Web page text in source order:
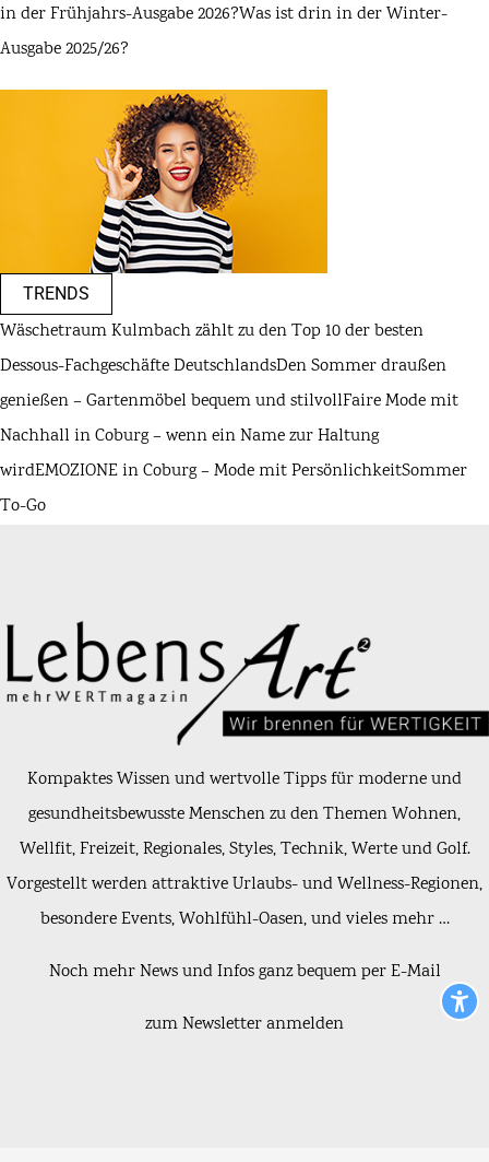
in der Frühjahrs-Ausgabe 2026?Was ist drin in der Winter-
Ausgabe 2025/26?
TRENDS
Wäschetraum Kulmbach zählt zu den Top 10 der besten
Dessous-Fachgeschäfte DeutschlandsDen Sommer draußen
genießen – Gartenmöbel bequem und stilvollFaire Mode mit
Nachhall in Coburg – wenn ein Name zur Haltung
wirdEMOZIONE in Coburg – Mode mit PersönlichkeitSommer
To-Go
Kompaktes Wissen und wertvolle Tipps für moderne und
gesundheitsbewusste Menschen zu den Themen Wohnen,
Wellfit, Freizeit, Regionales, Styles, Technik, Werte und Golf.
Vorgestellt werden attraktive Urlaubs- und Wellness-Regionen,
besondere Events, Wohlfühl-Oasen, und vieles mehr …
Noch mehr News und Infos ganz bequem per E-Mail
zum Newsletter anmelden